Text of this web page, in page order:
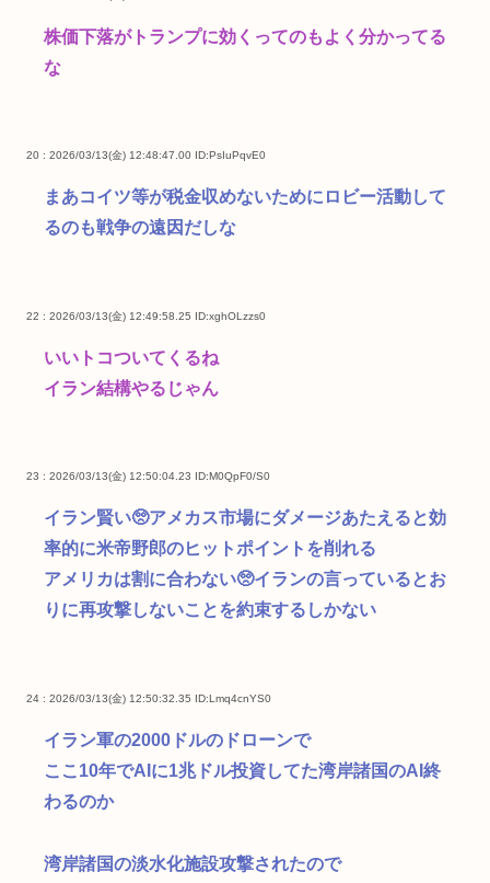
株価下落がトランプに効くってのもよく分かってる
な
20 : 2026/03/13(金) 12:48:47.00 ID:PsIuPqvE0
まあコイツ等が税金収めないためにロビー活動して
るのも戦争の遠因だしな
22 : 2026/03/13(金) 12:49:58.25 ID:xghOLzzs0
いいトコついてくるね
イラン結構やるじゃん
23 : 2026/03/13(金) 12:50:04.23 ID:M0QpF0/S0
イラン賢い🥺アメカス市場にダメージあたえると効
率的に米帝野郎のヒットポイントを削れる
アメリカは割に合わない🥺イランの言っているとお
りに再攻撃しないことを約束するしかない
24 : 2026/03/13(金) 12:50:32.35 ID:Lmq4cnYS0
イラン軍の2000ドルのドローンで
ここ10年でAIに1兆ドル投資してた湾岸諸国のAI終
わるのか
湾岸諸国の淡水化施設攻撃されたので